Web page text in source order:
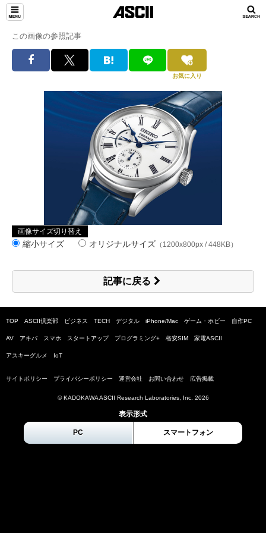
この画像の参照記事
お気に入り
画像サイズ切り替え
縮小サイズ オリジナルサイズ （1200x800px / 448KB）
記事に戻る
TOP ASCII倶楽部 ビジネス TECH デジタル iPhone/Mac ゲーム・ホビー 自作PC
AV アキバ スマホ スタートアップ プログラミング+ 格安SIM 家電ASCII
アスキーグルメ IoT
サイトポリシー プライバシーポリシー 運営会社 お問い合わせ 広告掲載
© KADOKAWA ASCII Research Laboratories, Inc. 2026
表示形式
PC スマートフォン